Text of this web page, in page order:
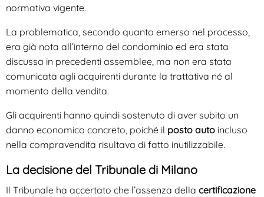
normativa vigente.
La problematica, secondo quanto emerso nel processo,
era già nota all’interno del condominio ed era stata
discussa in precedenti assemblee, ma non era stata
comunicata agli acquirenti durante la trattativa né al
momento della vendita.
Gli acquirenti hanno quindi sostenuto di aver subito un
danno economico concreto, poiché il posto auto incluso
nella compravendita risultava di fatto inutilizzabile.
La decisione del Tribunale di Milano
Il Tribunale ha accertato che l’assenza della certificazione